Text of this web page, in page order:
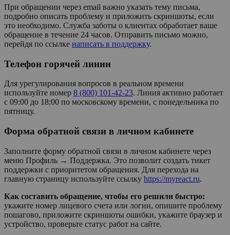
При обращении через email важно указать тему письма,
подробно описать проблему и приложить скриншоты, если
это необходимо. Служба заботы о клиентах обработает ваше
обращение в течение 24 часов. Отправить письмо можно,
перейдя по ссылке написать в поддержку.
Телефон горячей линии
Для урегулирования вопросов в реальном времени
используйте номер 8 (800) 101-42-23. Линия активно работает
с 09:00 до 18:00 по московскому времени, с понедельника по
пятницу.
Форма обратной связи в личном кабинете
Заполните форму обратной связи в личном кабинете через
меню Профиль → Поддержка. Это позволит создать тикет
поддержки с приоритетом обращения. Для перехода на
главную страницу используйте ссылку https://myreact.ru.
Как составить обращение, чтобы его решили быстро:
укажите номер лицевого счета или логин, опишите проблему
пошагово, приложите скриншоты ошибки, укажите браузер и
устройство, проверьте статус работ на сайте.